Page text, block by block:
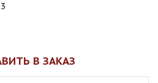
В ЗАКАЗ